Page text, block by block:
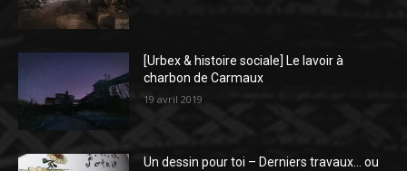
[Urbex & histoire sociale] Le lavoir à
charbon de Carmaux
19 avril 2019
Un dessin pour toi – Derniers travaux… ou